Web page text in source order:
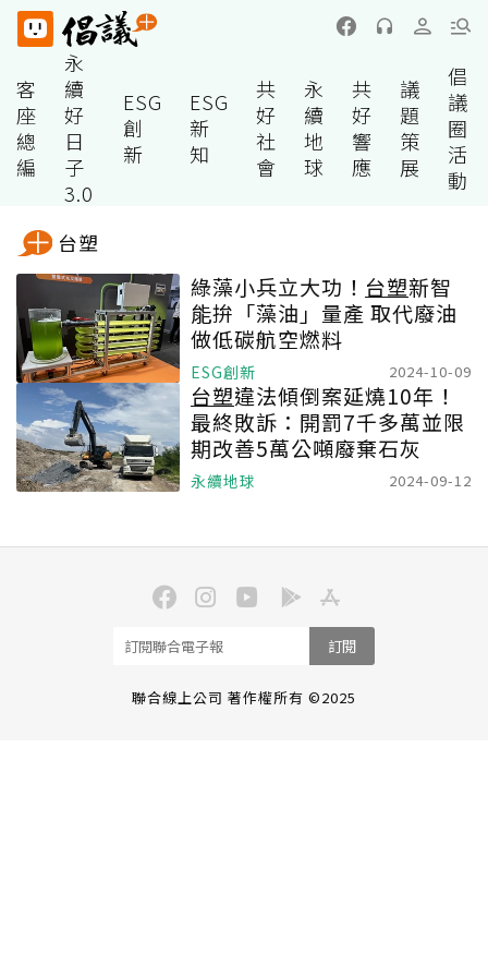
客
座
總
編
永
續
好
日
子
3.0
ESG
創
新
ESG
新
知
共
好
社
會
永
續
地
球
共
好
響
應
議
題
策
展
倡
議
圈
活
動
台塑
綠藻小兵立大功！ 台塑新智
能拚「藻油」量產 取代廢油
做低碳航空燃料
ESG創新 2024-10-09
台塑違法傾倒案延燒10年！
最終敗訴：開罰7千多萬並限
期改善5萬公噸廢棄石灰
永續地球 2024-09-12
訂閱
聯合線上公司 著作權所有 ©2025